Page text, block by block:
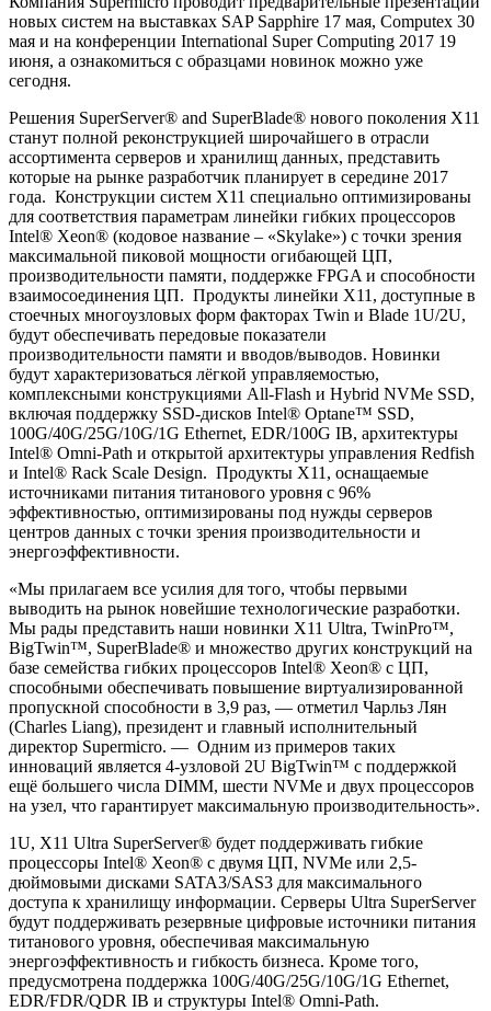
новых систем на выставках SAP Sapphire 17 мая, Computex 30
мая и на конференции International Super Computing 2017 19
июня, а ознакомиться с образцами новинок можно уже
сегодня.
Решения SuperServer® and SuperBlade® нового поколения Х11
станут полной реконструкцией широчайшего в отрасли
ассортимента серверов и хранилищ данных, представить
которые на рынке разработчик планирует в середине 2017
года. Конструкции систем Х11 специально оптимизированы
для соответствия параметрам линейки гибких процессоров
Intel® Xeon® (кодовое название – «Skylake») с точки зрения
максимальной пиковой мощности огибающей ЦП,
производительности памяти, поддержке FPGA и способности
взаимосоединения ЦП. Продукты линейки Х11, доступные в
стоечных многоузловых форм факторах Twin и Blade 1U/2U,
будут обеспечивать передовые показатели
производительности памяти и вводов/выводов. Новинки
будут характеризоваться лёгкой управляемостью,
комплексными конструкциями All-Flash и Hybrid NVMe SSD,
включая поддержку SSD-дисков Intel® Optane™ SSD,
100G/40G/25G/10G/1G Ethernet, EDR/100G IB, архитектуры
Intel® Omni-Path и открытой архитектуры управления Redfish
и Intel® Rack Scale Design. Продукты Х11, оснащаемые
источниками питания титанового уровня с 96%
эффективностью, оптимизированы под нужды серверов
центров данных с точки зрения производительности и
энергоэффективности.
«Мы прилагаем все усилия для того, чтобы первыми
выводить на рынок новейшие технологические разработки.
Мы рады представить наши новинки X11 Ultra, TwinPro™,
BigTwin™, SuperBlade® и множество других конструкций на
базе семейства гибких процессоров Intel® Xeon® с ЦП,
способными обеспечивать повышение виртуализированной
пропускной способности в 3,9 раз, — отметил Чарльз Лян
(Charles Liang), президент и главный исполнительный
директор Supermicro. — Одним из примеров таких
инноваций является 4-узловой 2U BigTwin™ с поддержкой
ещё большего числа DIMM, шести NVMe и двух процессоров
на узел, что гарантирует максимальную производительность».
1U, X11 Ultra SuperServer® будет поддерживать гибкие
процессоры Intel® Xeon® с двумя ЦП, NVMe или 2,5-
дюймовыми дисками SATA3/SAS3 для максимального
доступа к хранилищу информации. Серверы Ultra SuperServer
будут поддерживать резервные цифровые источники питания
титанового уровня, обеспечивая максимальную
энергоэффективность и гибкость бизнеса. Кроме того,
предусмотрена поддержка 100G/40G/25G/10G/1G Ethernet,
EDR/FDR/QDR IB и структуры Intel® Omni-Path.